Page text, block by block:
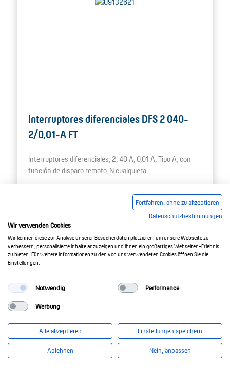
Interruptores diferenciales DFS 2 040-
2/0,01-A FT
Interruptores diferenciales, 2, 40 A, 0,01 A, Tipo A, con
función de disparo remoto, N cualquiera
Fortfahren, ohne zu akzeptieren
Datenschutzbestimmungen
Wir verwenden Cookies
Wir können diese zur Analyse unserer Besucherdaten platzieren, um unsere Webseite zu
verbessern, personalisierte Inhalte anzuzeigen und Ihnen ein großartiges Webseiten-Erlebnis
zu bieten. Für weitere Informationen zu den von uns verwendeten Cookies öffnen Sie die
Einstellungen.
Notwendig Performance
Werbung
Alle akzeptieren Einstellungen speichern
Ablehnen Nein, anpassen